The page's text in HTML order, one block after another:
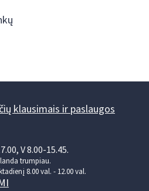
klausimais ir paslaugos
V 8.00-15.45.
trumpiau.
8.00 val. - 12.00 val.